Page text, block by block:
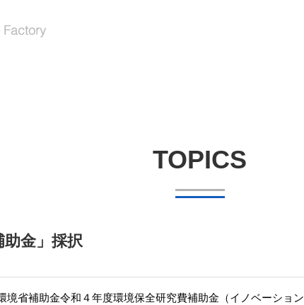
TOPICS
金」採択
境省補助金令和４年度環境保全研究費補助金（イノベーション